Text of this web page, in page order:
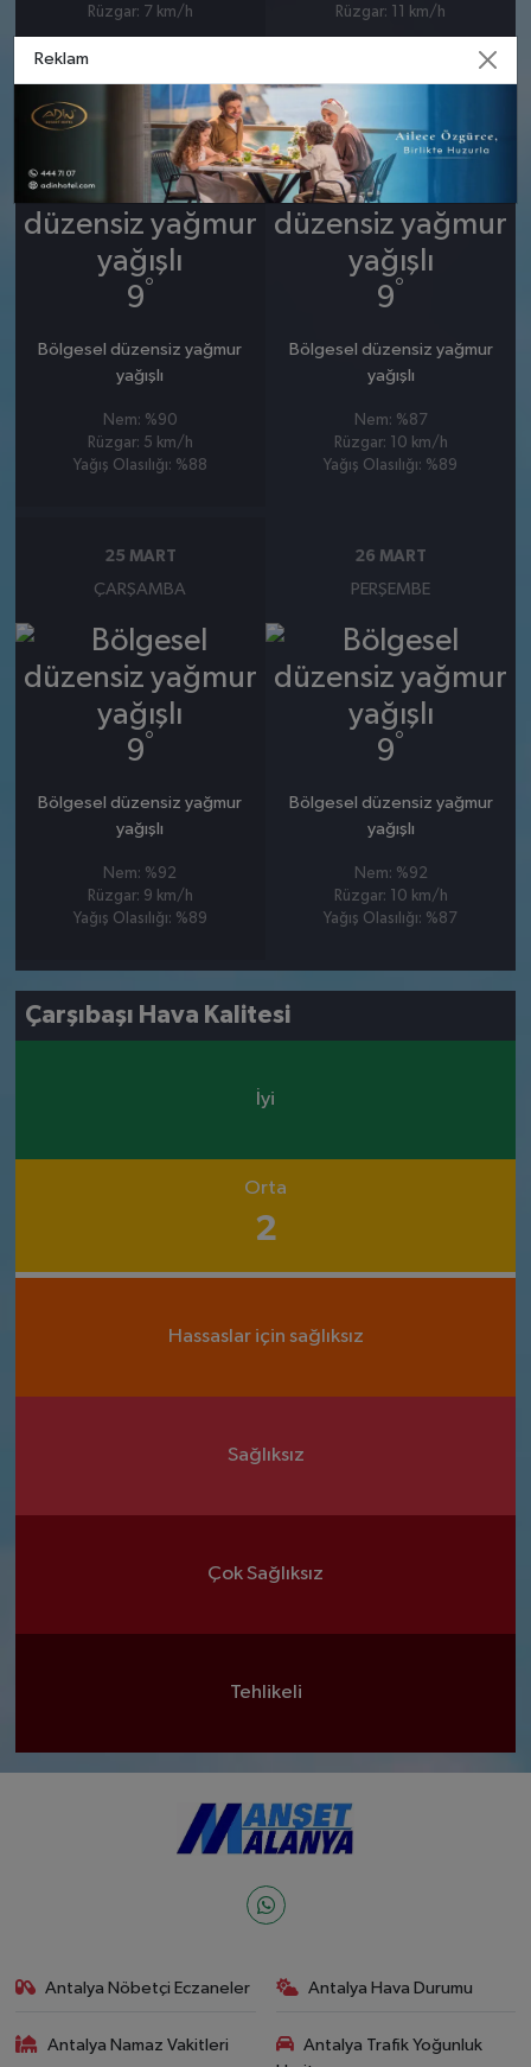
Rüzgar: 7 km/h
Rüzgar: 11 km/h
23 MART
PAZARTESI
9°
Bölgesel düzensiz yağmur
yağışlı
Nem: %90
Rüzgar: 5 km/h
Yağış Olasılığı: %88
SALI
9°
Bölgesel düzensiz yağmur
yağışlı
Nem: %87
Rüzgar: 10 km/h
Yağış Olasılığı: %89
25 MART
ÇARŞAMBA
9°
Bölgesel düzensiz yağmur
yağışlı
Nem: %92
Rüzgar: 9 km/h
Yağış Olasılığı: %89
26 MART
PERŞEMBE
9°
Bölgesel düzensiz yağmur
yağışlı
Nem: %92
Rüzgar: 10 km/h
Yağış Olasılığı: %87
Çarşıbaşı Hava Kalitesi
İyi
Orta
2
Hassaslar için sağlıksız
Sağlıksız
Çok Sağlıksız
Tehlikeli
Antalya Nöbetçi Eczaneler Antalya Hava Durumu
Antalya Namaz Vakitleri
Antalya Trafik Yoğunluk
Reklam